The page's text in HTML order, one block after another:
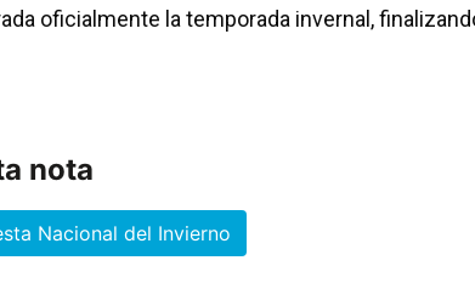
oficialmente la temporada invernal,
nota
Nacional del Invierno